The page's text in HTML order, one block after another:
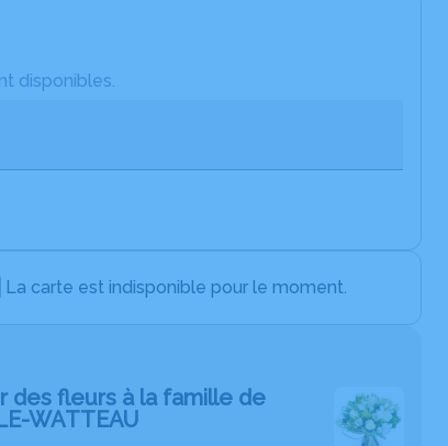
disponibles.
La carte est indisponible pour le moment.
des fleurs à la famille de
WATTEAU